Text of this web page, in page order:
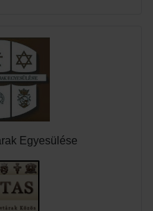
Egyesülése